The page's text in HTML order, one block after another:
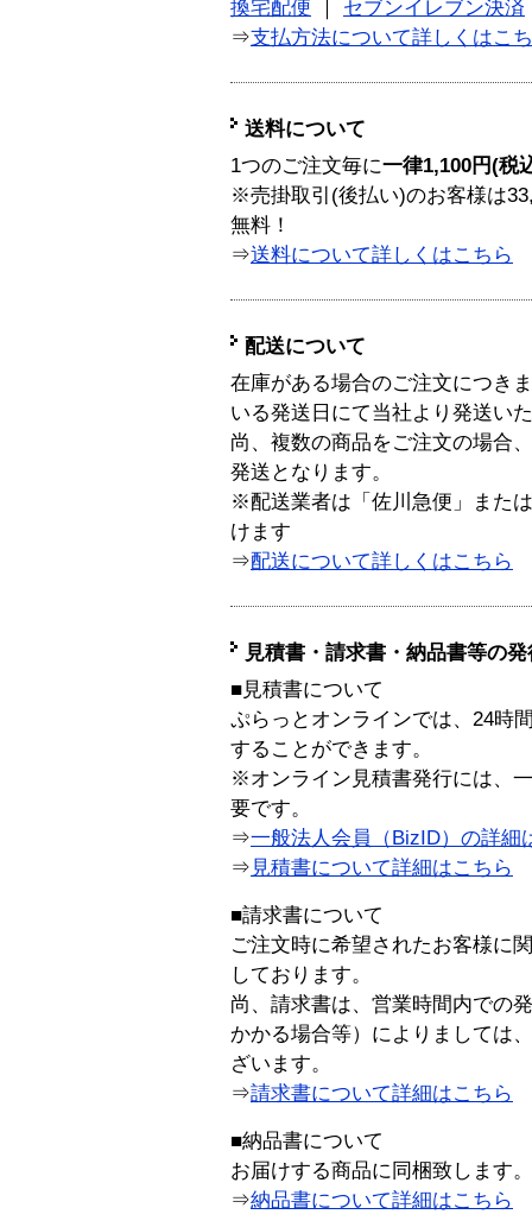
換宅配便
セブンイレブン決済
⇒支払方法について詳しくはこ
送料について
1つのご注文毎に一律1,100円(税
※売掛取引(後払い)のお客様は
無料！
⇒送料について詳しくはこちら
配送について
在庫がある場合のご注文につき
いる発送日にて当社より発送い
尚、複数の商品をご注文の場合
発送となります。
※配送業者は「佐川急便」また
けます
⇒配送について詳しくはこちら
見積書・請求書・納品書等の
■見積書について
ぷらっとオンラインでは、24時
することができます。
※オンライン見積書発行には、
要です。
⇒一般法人会員（BizID）の詳細
⇒ 見積書について詳細はこちら
■請求書について
ご注文時に希望されたお客様に
しております。
尚、請求書は、営業時間内での
かかる場合等）によりましては
ざいます。
⇒請求書について詳細はこちら
■納品書について
お届けする商品に同梱致します。
⇒納品書について詳細はこちら